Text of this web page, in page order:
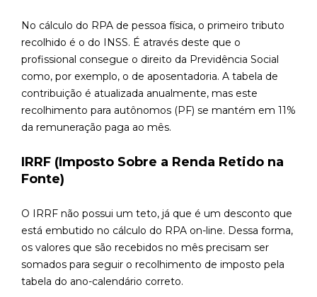
No cálculo do RPA de pessoa física, o primeiro tributo
recolhido é o do INSS. É através deste que o
profissional consegue o direito da Previdência Social
como, por exemplo, o de aposentadoria. A tabela de
contribuição é atualizada anualmente, mas este
recolhimento para autônomos (PF) se mantém em 11%
da remuneração paga ao mês.
IRRF (Imposto Sobre a Renda Retido na
Fonte)
O IRRF não possui um teto, já que é um desconto que
está embutido no cálculo do RPA on-line. Dessa forma,
os valores que são recebidos no mês precisam ser
somados para seguir o recolhimento de imposto pela
tabela do ano-calendário correto.